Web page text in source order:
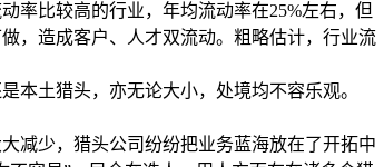
比较高的行业，年均流动率在25%左右，但
，造成客户、人才双流动。粗略估计，行业流
土猎头，亦无论大小，处境均不容乐观。
少，猎头公司纷纷把业务蓝海放在了开拓中